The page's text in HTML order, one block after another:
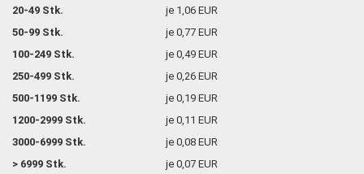
20-49 Stk.
je 1,06 EUR
50-99 Stk.
je 0,77 EUR
100-249 Stk.
je 0,49 EUR
250-499 Stk.
je 0,26 EUR
500-1199 Stk.
je 0,19 EUR
1200-2999 Stk.
je 0,11 EUR
3000-6999 Stk.
je 0,08 EUR
> 6999 Stk.
je 0,07 EUR